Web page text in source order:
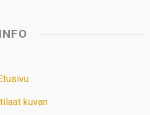
INFO
kuvan